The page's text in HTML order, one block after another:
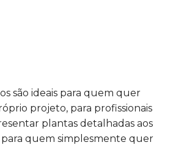
são ideais para quem quer
projeto, para profissionais
plantas detalhadas aos
para quem simplesmente quer